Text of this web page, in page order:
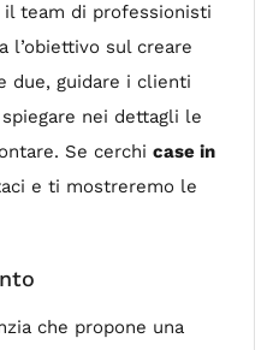
team di professionisti
l’obiettivo sul creare
due, guidare i clienti
nei dettagli le
Se cerchi case in
e ti mostreremo le
che propone una